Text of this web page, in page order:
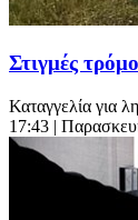
Στιγμές
Καταγγελία για
17:43 |